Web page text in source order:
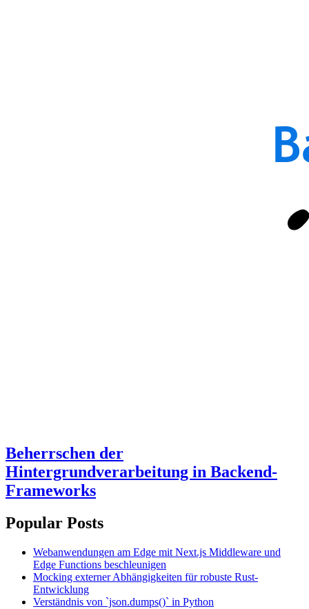
Beherrschen der
Hintergrundverarbeitung in Backend-
Frameworks
Popular Posts
Webanwendungen am Edge mit Next.js Middleware und
Edge Functions beschleunigen
Mocking externer Abhängigkeiten für robuste Rust-
Entwicklung
Verständnis von `json.dumps()` in Python